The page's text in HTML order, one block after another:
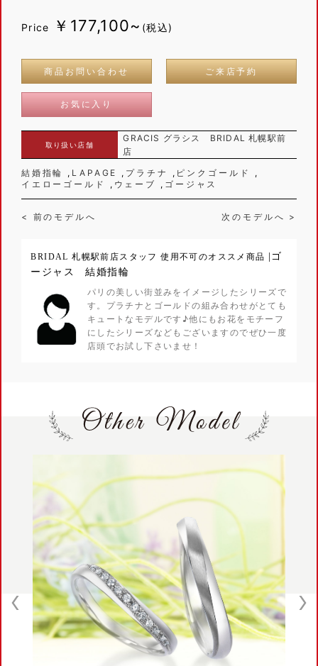
Price ￥177,100~ (税込)
商品お問い合わせ ご来店予約
お気に入り
取り扱い店舗
GRACIS グラシス BRIDAL 札幌駅前
店
結婚指輪
LAPAGE プラチナ
ピンクゴールド
イエローゴールド
ウェーブ ゴージャス
< 前のモデルへ 次のモデルへ >
BRIDAL 札幌駅前店スタッフ 使用不可のオススメ商品
|ゴ
ージャス 結婚指輪
パリの美しい街並みをイメージしたシリーズで
す。プラチナとゴールドの組み合わせがとても
キュートなモデルです♪他にもお花をモチーフ
にしたシリーズなどもございますのでぜひ一度
店頭でお試し下さいませ！